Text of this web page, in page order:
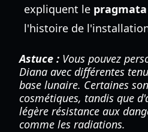
expliquent le
l'histoire de
Astuce : Vous pouvez
Diana avec différentes
base lunaire. Certaines
cosmétiques, tandis que
légère résistance aux
comme les radiations.